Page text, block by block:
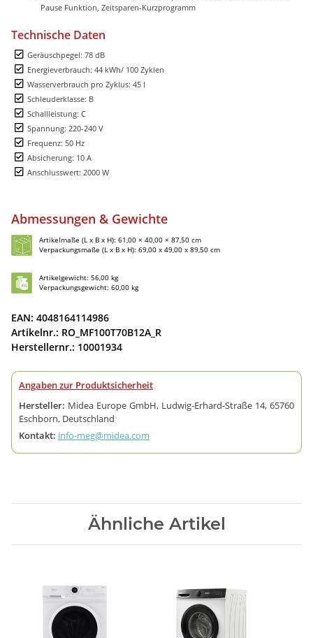
Pause Funktion, Zeitsparen-Kurzprogramm
Technische Daten
Geräuschpegel: 78 dB
Energieverbrauch: 44 kWh/ 100 Zyklen
Wasserverbrauch pro Zyklus: 45 l
Schleuderklasse: B
Schallleistung: C
Spannung: 220-240 V
Frequenz: 50 Hz
Absicherung: 10 A
Anschlusswert: 2000 W
Abmessungen & Gewichte
Artikelmaße (L x B x H): 61,00 × 40,00 × 87,50 cm
Verpackungsmaße (L x B x H): 69,00 x 49,00 x 89,50 cm
Artikelgewicht: 56,00 kg
Verpackungsgewicht: 60,00 kg
EAN: 4048164114986
Artikelnr.: RO_MF100T70B12A_R
Herstellernr.: 10001934
Angaben zur Produktsicherheit
Hersteller: Midea Europe GmbH, Ludwig-Erhard-Straße 14, 65760
Eschborn, Deutschland
Kontakt: info-meg@midea.com
Ähnliche Artikel